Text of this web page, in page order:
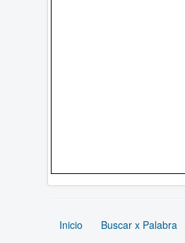
Inicio Buscar x Palabra